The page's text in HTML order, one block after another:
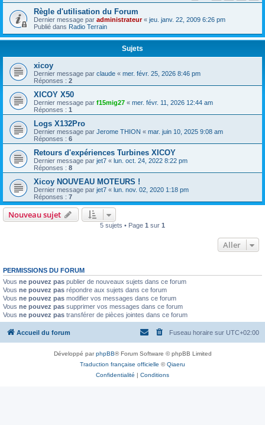
Règle d'utilisation du Forum
Dernier message par administrateur« jeu. janv. 22, 2009 6:26 pm
Publié dans Radio Terrain
Sujets
xicoy
Dernier message par claude « mer. févr. 25, 2026 8:46 pm
Réponses : 2
XICOY X50
Dernier message par f15mig27 « mer. févr. 11, 2026 12:44 am
Réponses : 1
Logs X132Pro
Dernier message par Jerome THION « mar. juin 10, 2025 9:08 am
Réponses : 6
Retours d'expériences Turbines XICOY
Dernier message par jet7 « lun. oct. 24, 2022 8:22 pm
Réponses : 8
Xicoy NOUVEAU MOTEURS !
Dernier message par jet7 « lun. nov. 02, 2020 1:18 pm
Réponses : 7
Nouveau sujet
5 sujets • Page 1 sur 1
Aller
PERMISSIONS DU FORUM
Vous ne pouvez pas publier de nouveaux sujets dans ce forum
Vous ne pouvez pas répondre aux sujets dans ce forum
Vous ne pouvez pas modifier vos messages dans ce forum
Vous ne pouvez pas supprimer vos messages dans ce forum
Vous ne pouvez pas transférer de pièces jointes dans ce forum
Accueil du forum Fuseau horaire sur UTC+02:00
Développé parphpBB® Forum Software © phpBB Limited
Traduction française officielle ©Qiaeru
Confidentialité | Conditions